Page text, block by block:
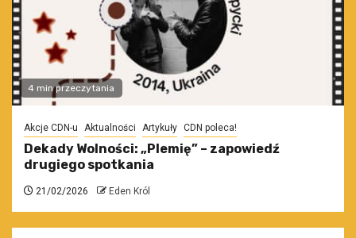
4 min przeczytania
Akcje CDN-u Aktualności Artykuły CDN poleca!
Dekady Wolności: „Plemię” – zapowiedź
drugiego spotkania
21/02/2026 Eden Król